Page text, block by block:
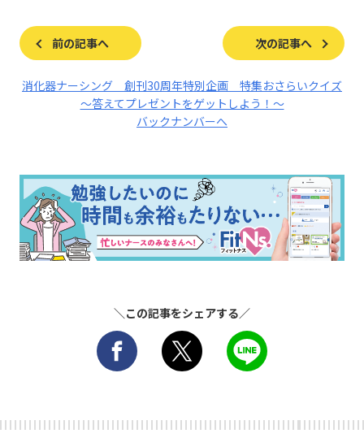
前の記事へ 次の記事へ
消化器ナーシング 創刊30周年特別企画 特集おさらいクイズ
～答えてプレゼントをゲットしよう！～
バックナンバーへ
＼この記事をシェアする／